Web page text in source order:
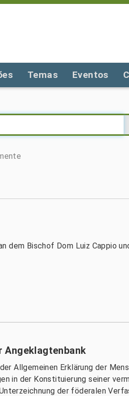
Temas Eventos
dem Bischof Dom Luiz Cappio
Angeklagtenbank
Allgemeinen Erklärung der
in der Konstituierung seiner
der föderalen